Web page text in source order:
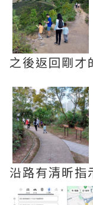
之後返回剛才
沿路有清昕指